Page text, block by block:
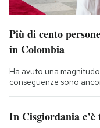
Più di cento
in Colombia
Ha avuto una
conseguenze sono
In Cisgiordania